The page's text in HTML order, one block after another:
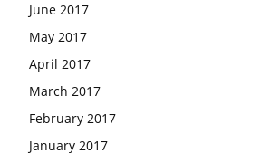
June 2017
May 2017
April 2017
March 2017
February 2017
January 2017